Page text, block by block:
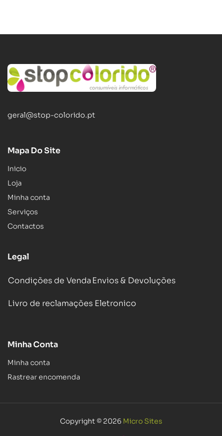
geral@stop-colorido.pt
Mapa Do Site
Inicio
Loja
Minha conta
Serviços
Contactos
Legal
Condições de VendaEnvios & Devoluções
Livro de reclamações Eletronico
Minha Conta
Minha conta
Rastrear encomenda
Copyright © 2026 Micro Sites